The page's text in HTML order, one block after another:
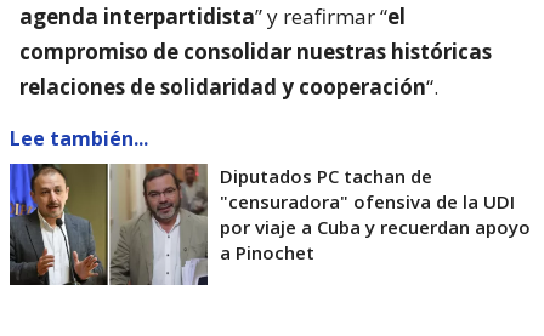
agenda interpartidista” y reafirmar “el
compromiso de consolidar nuestras históricas
relaciones de solidaridad y cooperación“.
Lee también...
Diputados PC tachan de
"censuradora" ofensiva de la UDI
por viaje a Cuba y recuerdan apoyo
a Pinochet